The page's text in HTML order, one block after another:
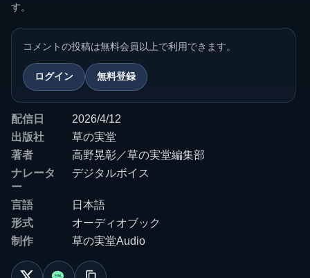
す。
コメントの投稿は無料会員以上で利用できます。
ログイン 無料登録
配信日
2026/4/12
出版社
草の実堂
著者
高野晃彰／草の実堂編集部
ナレータ
ー
デジタルボイス
言語
日本語
形式
オーディオブック
制作
草の実堂Audio